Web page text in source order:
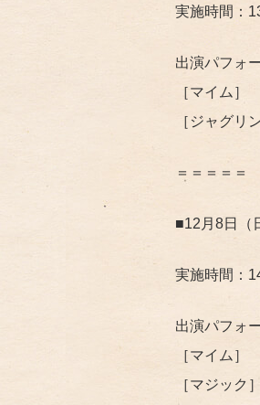
実施時間：
出演パフォ
［マイム
［ジャグリ
＝＝＝＝＝
■12月8日（
実施時間：
出演パフォ
［マイ
［マジッ